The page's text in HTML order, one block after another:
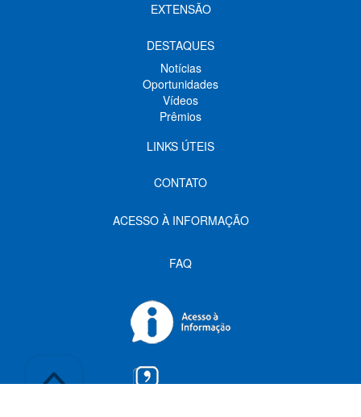
EXTENSÃO
DESTAQUES
Notícias
Oportunidades
Vídeos
Prêmios
LINKS ÚTEIS
CONTATO
ACESSO À INFORMAÇÃO
FAQ